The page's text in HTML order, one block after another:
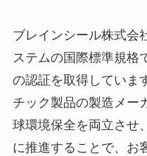
ブレインシール株式会
ステムの国際標準規格
の認証を取得していま
チック製品の製造メー
球環境保全を両立させ
に推進することで、お